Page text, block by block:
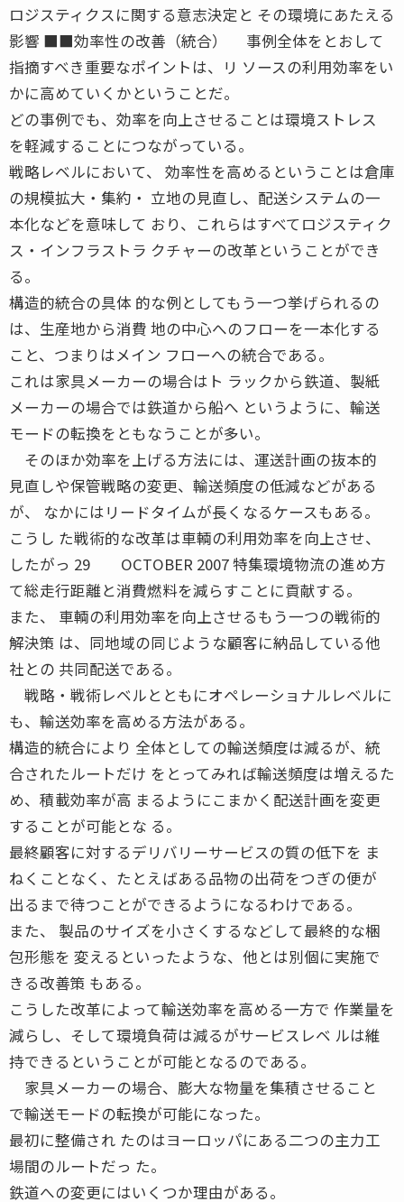
ロジスティクスに関する意志決定と その環境にあたえる
影響 ■■効率性の改善（統合） 事例全体をとおして
指摘すべき重要なポイントは、リ ソースの利用効率をい
かに高めていくかということだ。
どの事例でも、効率を向上させることは環境ストレス
を軽減することにつながっている。
戦略レベルにおいて、 効率性を高めるということは倉庫
の規模拡大・集約・ 立地の見直し、配送システムの一
本化などを意味して おり、これらはすべてロジスティク
ス・インフラストラ クチャーの改革ということができ
る。
構造的統合の具体 的な例としてもう一つ挙げられるの
は、生産地から消費 地の中心へのフローを一本化する
こと、つまりはメイン フローへの統合である。
これは家具メーカーの場合はト ラックから鉄道、製紙
メーカーの場合では鉄道から船へ というように、輸送
モードの転換をともなうことが多い。
そのほか効率を上げる方法には、運送計画の抜本的
見直しや保管戦略の変更、輸送頻度の低減などがある
が、 なかにはリードタイムが長くなるケースもある。
こうし た戦術的な改革は車輌の利用効率を向上させ、
したがっ 29 OCTOBER 2007 特集環境物流の進め方
て総走行距離と消費燃料を減らすことに貢献する。
また、 車輌の利用効率を向上させるもう一つの戦術的
解決策 は、同地域の同じような顧客に納品している他
社との 共同配送である。
戦略・戦術レベルとともにオペレーショナルレベルに
も、輸送効率を高める方法がある。
構造的統合により 全体としての輸送頻度は減るが、統
合されたルートだけ をとってみれば輸送頻度は増えるた
め、積載効率が高 まるようにこまかく配送計画を変更
することが可能とな る。
最終顧客に対するデリバリーサービスの質の低下を ま
ねくことなく、たとえばある品物の出荷をつぎの便が
出るまで待つことができるようになるわけである。
また、 製品のサイズを小さくするなどして最終的な梱
包形態を 変えるといったような、他とは別個に実施で
きる改善策 もある。
こうした改革によって輸送効率を高める一方で 作業量を
減らし、そして環境負荷は減るがサービスレベ ルは維
持できるということが可能となるのである。
家具メーカーの場合、膨大な物量を集積させること
で輸送モードの転換が可能になった。
最初に整備され たのはヨーロッパにある二つの主力工
場間のルートだっ た。
鉄道への変更にはいくつか理由がある。